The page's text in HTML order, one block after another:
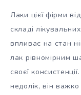
Лаки цієї фірми
складі
впливає на стан
лак рівномірним
своєї
недолік, він